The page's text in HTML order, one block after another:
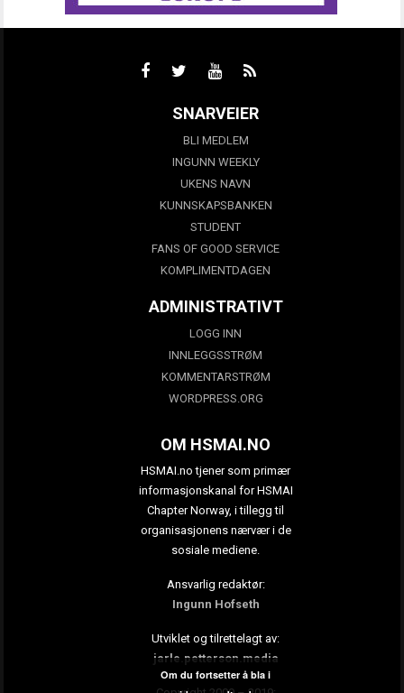
SNARVEIER
BLI MEDLEM
INGUNN WEEKLY
UKENS NAVN
KUNNSKAPSBANKEN
STUDENT
FANS OF GOOD SERVICE
KOMPLIMENTDAGEN
ADMINISTRATIVT
LOGG INN
INNLEGGSSTRØM
KOMMENTARSTRØM
WORDPRESS.ORG
OM HSMAI.NO
HSMAI.no tjener som primær
informasjonskanal for HSMAI
Chapter Norway, i tillegg til
organisasjonens nærvær i de
sosiale mediene.
Ansvarlig redaktør:
Ingunn Hofseth
Utviklet og tilrettelagt av:
jarle.petterson.media
Om du fortsetter å bla i